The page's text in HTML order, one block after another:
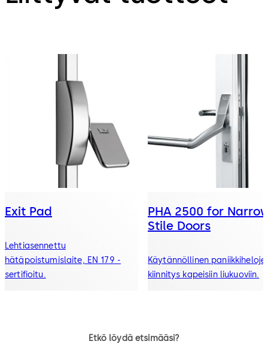
Exit Pad
Lehtiasennettu
hätäpoistumislaite, EN 179 -
sertifioitu.
PHA 2500 for
Stile Doors
Käytännöllinen
kiinnitys kapeisiin liukuoviin.
Etkö löydä etsimääsi?